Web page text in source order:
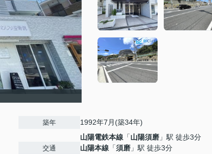
築年 1992年7月(築34年)
交通
山陽電鉄本線 「山陽須磨 」駅 徒歩3分
山陽本線 「須磨 」駅 徒歩3分